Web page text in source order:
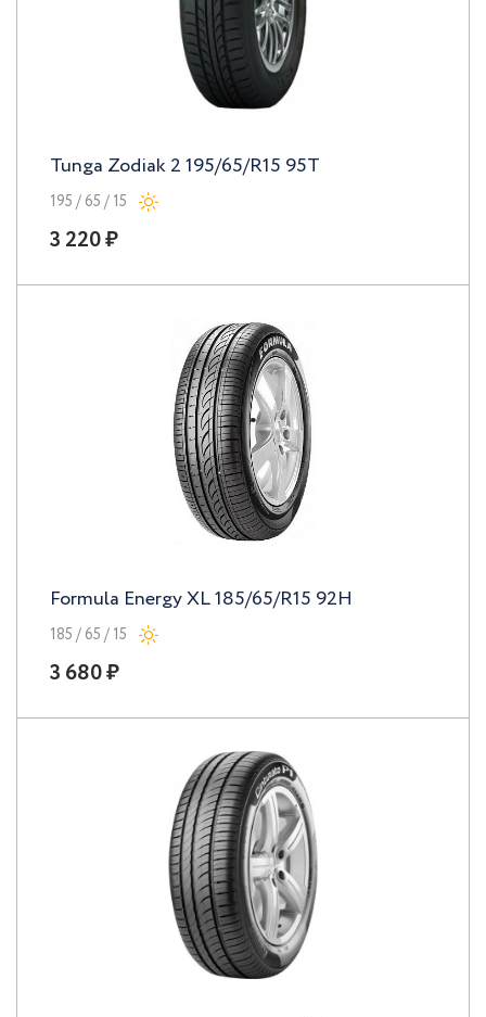
Tunga Zodiak 2 195/65/R15 95T
195 / 65 / 15
3 220 ₽
Formula Energy XL 185/65/R15 92H
185 / 65 / 15
3 680 ₽